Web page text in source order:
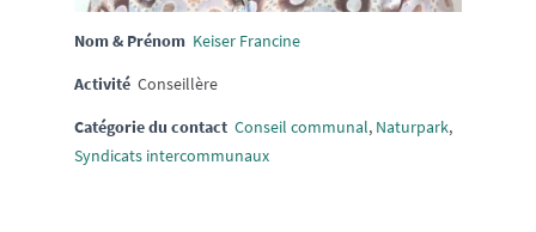
Nom & Prénom Keiser Francine
Activité Conseillère
Catégorie du contact Conseil communal, Naturpark,
Syndicats intercommunaux